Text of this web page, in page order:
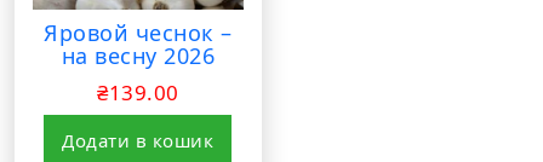
Яровой чеснок –
на весну 2026
₴139.00
Додати в кошик